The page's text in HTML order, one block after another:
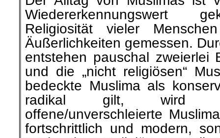
Aufruf der Parteien und
in der Internationalen
leninistischer Parteien
(IKMLPO).
…Seit 2013 hat der
dem Vorwand des „Krieges
5200 Soldaten in Mali und
stationiert. Bekannt als
militärische Koalition, die